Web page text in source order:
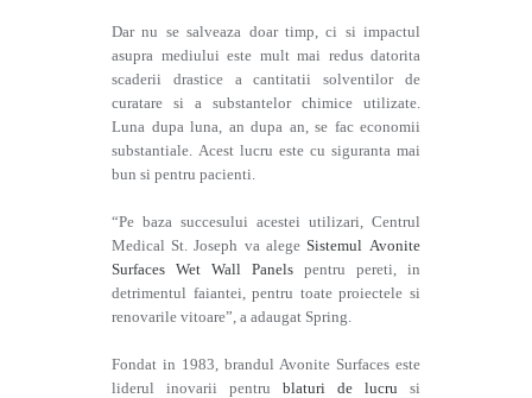
Dar nu se salveaza doar timp, ci si impactul
asupra mediului este mult mai redus datorita
scaderii drastice a cantitatii solventilor de
curatare si a substantelor chimice utilizate.
Luna dupa luna, an dupa an, se fac economii
substantiale. Acest lucru este cu siguranta mai
bun si pentru pacienti.
“Pe baza succesului acestei utilizari, Centrul
Medical St. Joseph va alege Sistemul Avonite
Surfaces Wet Wall Panels pentru pereti, in
detrimentul faiantei, pentru toate proiectele si
renovarile vitoare”, a adaugat Spring.
Fondat in 1983, brandul Avonite Surfaces este
liderul inovarii pentru blaturi de lucru si